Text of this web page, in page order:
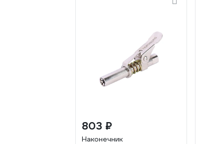
803 ₽
Наконечник